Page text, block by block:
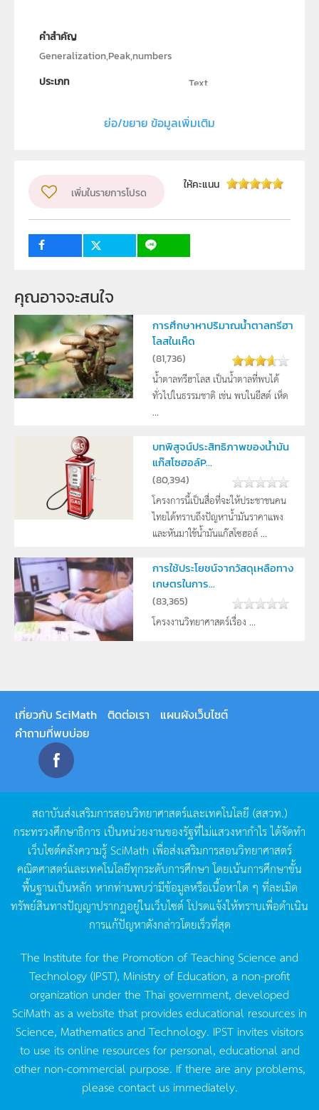
คำสำคัญ
Generalization,Peak,numbers
ประเภท
Text
คณะวิทยาศาสตร์ มหาวิทยาลัยสงขลานครินทร์
ระดับชั้น
ม.4, ม.5, ม.6
ย่อ/ขยาย ข้อมูลเพิ่มเติม
เพิ่มในรายการโปรด
ให้คะแนน
คุณอาจจะสนใจ
การศึกษาหาปริมาณน้ำตาลทรีฮา
โลสในเห็ด
(81,736)
น้ำตาลทรีฮาโลส เป็นน้ำตาลที่พบได้
ทั่วไปในธรรมชาติ เช่น พบในยีสต์ เห็ด
...
บทพิสูจน์ประสิทธิภาพของน้ำมัน
แก๊สโซฮอล์P...
(80,394)
โครงการนี้เป็นสื่อที่จะให้ประชาชนคน
ไทยได้ทราบถึงปัญหาน้ำมันราคาแพง
และหันมาใช้น้ำมันแก๊สโซฮอล์ ...
การใช้ประโยชน์จากวัสดุเหลือทาง
เกษตรในการ...
(83,365)
โครงงานวิทยาศาสตร์เรื่อง ...
เกี่ยวกับ SciMath ติดต่อเรา
แผนผังเว็บไซต์
คำถามที่พบบ่อย
สถาบันส่งเสริมการสอนวิทยาศาสตร์และเทคโนโลยี (สสวท.)
กระทรวงศึกษาธิการ เป็นหน่วยงานของรัฐที่ไม่แสวงหากำไรได้จัดทำ
เว็บไซต์คลังความรู้SciMath เพื่อส่งเสริมการสอนวิทยาศาสตร์
คณิตศาสตร์และเทคโนโลยีทุกระดับการศึกษา โดยเน้นการศึกษาขั้น
พื้นฐานเป็นหลัก หากท่านพบว่ามีข้อมูลหรือเนื้อหาใด ๆ ที่ละเมิด
ทรัพย์สินทางปัญญาปรากฏอยู่ในเว็บไซต์โปรดแจ้งให้ทราบเพื่อดำเนิน
การแก้ปัญหาดังกล่าวโดยเร็วที่สุด
The Institute for the Promotion of Teaching Science and
Technology (IPST), Ministry of Education, a non-profit
organization under the Thai government, developed
SciMath as a website that provides educational resources in
Science, Mathematics and Technology. IPST invites visitors
to use its online resources for personal, educational and
other non-commercial purpose. If there are any problems,
please contact us immediately.